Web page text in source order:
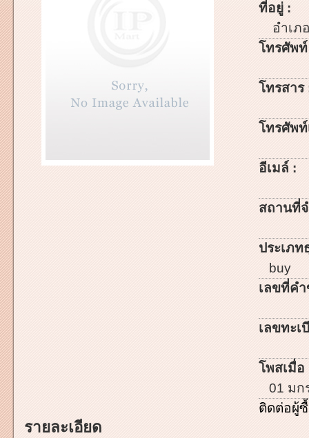
ที่อยู่ :
อำเภ
โทรศัพ
โทรสาร
โทรศัพ
อีเมล์ :
สถานที่
ประเภท
buy
เลขที่ค
เลขทะเ
โพสเมื่อ
01 มก
ติดต่อผู้
รายละเอียด